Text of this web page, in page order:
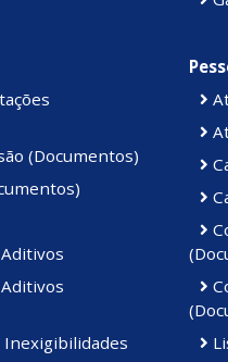
(Documentos)
Inexigibilidades